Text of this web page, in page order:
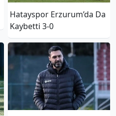
Hatayspor Erzurum’da Da
Kaybetti 3-0